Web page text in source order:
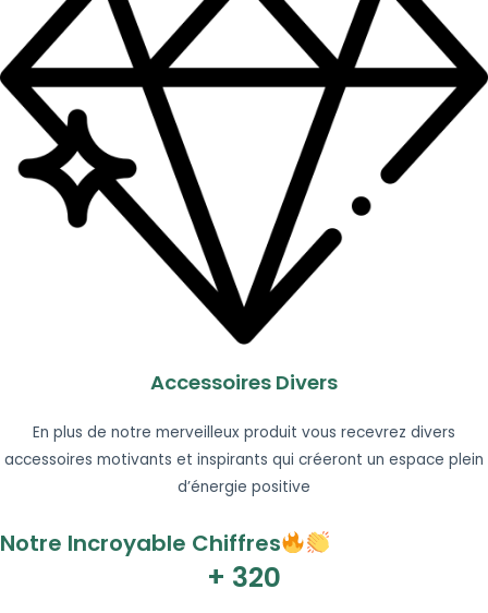
Accessoires Divers
En plus de notre merveilleux produit vous recevrez divers
accessoires motivants et inspirants qui créeront un espace plein
d’énergie positive
Notre Incroyable Chiffres
+ 320